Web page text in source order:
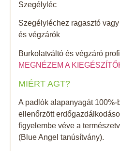
Szegélyléc
Szegélyléchez ragasztó
és végzárók
Burkolatváltó és végzáró
MEGNÉZEM A
MIÉRT AGT?
A padlók alapanyagát 100%-
ellenőrzött
figyelembe véve a
(Blue Angel tanúsítvány).